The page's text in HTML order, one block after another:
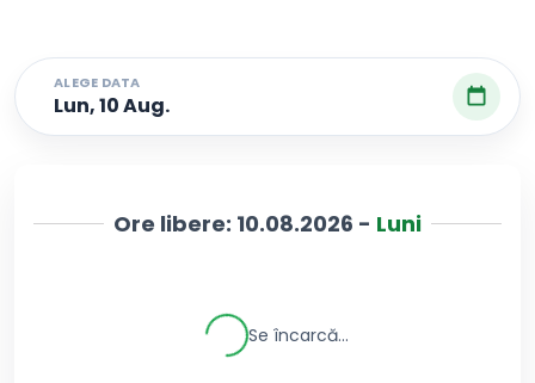
ALEGE DATA
Lun, 10 Aug.
Ore libere: 10.08.2026 - Luni
Se încarcă...